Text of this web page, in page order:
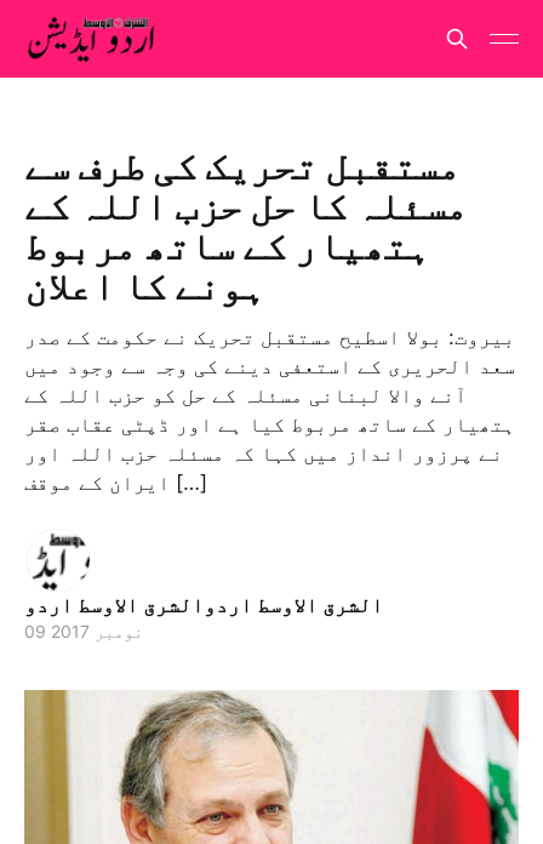
مستقبل تحریک کی طرف سے
مسئلہ کا حل حزب اللہ کے
ہتھیار کے ساتھ مربوط
ہونے کا اعلان
بیروت: بولا اسطیح مستقبل تحریک نے حکومت کے صدر
سعد الحریری کے استعفی دینے کی وجہ سے وجود میں
آنے والا لبنانی مسئلہ کے حل کو حزب اللہ کے
ہتھیار کے ساتھ مربوط کیا ہے اور ڈپٹی عقاب صقر
نے پرزور انداز میں کہا کہ مسئلہ حزب اللہ اور
ایران کے موقف […]
الشرق الاوسط اردوالشرق الاوسط اردو
09 نومبر 2017